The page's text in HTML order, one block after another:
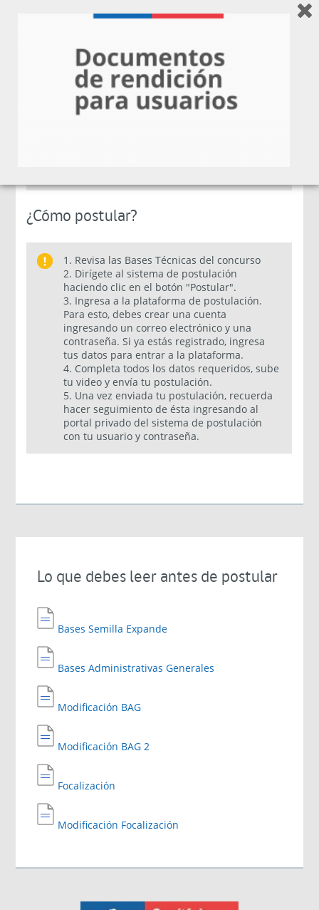
para la segunda etapa. (solo los proyectos con buen
Las empresas que cumplan con el requisito
de ser “Empresas Lideradas por Mujeres"
obtendrán un 10% más de cofinanciamiento,
¿Cómo postular?
1. Revisa las Bases Técnicas del concurso
2. Dirígete al sistema de postulación
haciendo clic en el botón "Postular".
3. Ingresa a la plataforma de postulación.
Para esto, debes crear una cuenta
ingresando un correo electrónico y una
contraseña. Si ya estás registrado, ingresa
tus datos para entrar a la plataforma.
4. Completa todos los datos requeridos, sube
tu video y envía tu postulación.
5. Una vez enviada tu postulación, recuerda
hacer seguimiento de ésta ingresando al
portal privado del sistema de postulación
con tu usuario y contraseña.
Lo que debes leer antes de postular
Bases Semilla Expande
Bases Administrativas Generales
Modificación BAG
Modificación BAG 2
Focalización
Modificación Focalización